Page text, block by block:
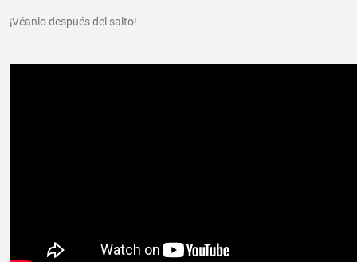
¡Véanlo después del salto!